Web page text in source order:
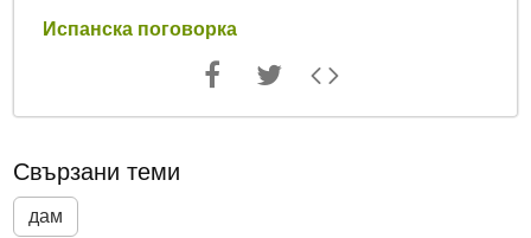
Испанска поговорка
Свързани теми
дам